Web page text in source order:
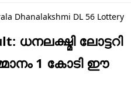
Dhanalakshmi DL 56 Lottery
ധനലക്ഷ്മി ലോട്ടറി
1 കോടി ഈ